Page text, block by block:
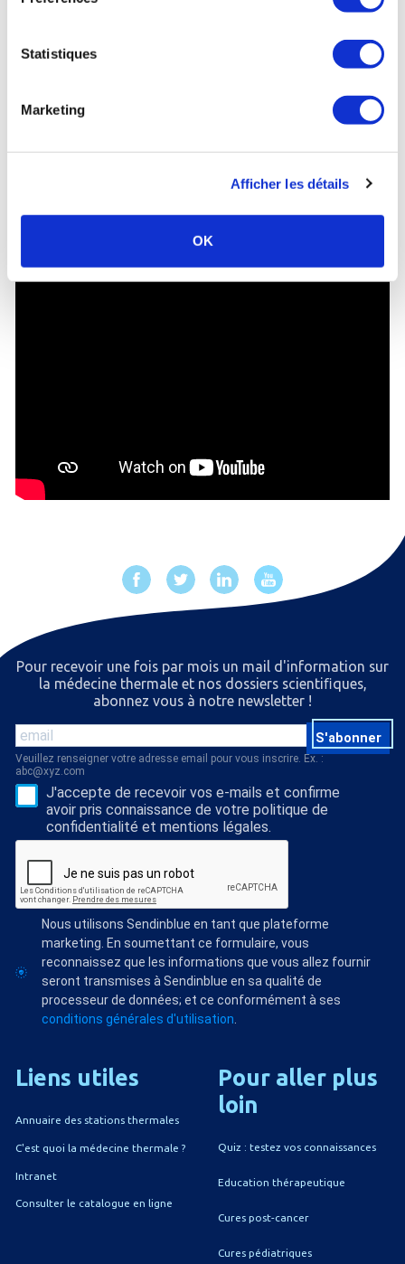
Statistiques
Marketing
Afficher les détails
OK
Pour recevoir une fois par mois un mail d'information sur
la médecine thermale et nos dossiers scientiﬁques,
abonnez vous à notre newsletter !
S'abonner
Veuillez renseigner votre adresse email pour vous inscrire. Ex. :
abc@xyz.com
J'accepte de recevoir vos e-mails et confirme
avoir pris connaissance de votre politique de
confidentialité et mentions légales.
Nous utilisons Sendinblue en tant que plateforme
marketing. En soumettant ce formulaire, vous
reconnaissez que les informations que vous allez fournir
seront transmises à Sendinblue en sa qualité de
processeur de données; et ce conformément à ses
conditions générales d'utilisation.
Liens utiles
Annuaire des stations thermales
C'est quoi la médecine thermale ?
Intranet
Consulter le catalogue en ligne
Pour aller plus
loin
Quiz : testez vos connaissances
Education thérapeutique
Cures post-cancer
Cures pédiatriques